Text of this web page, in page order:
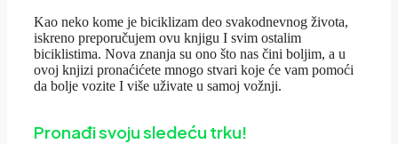
Kao neko kome je biciklizam deo svakodnevnog života,
iskreno preporučujem ovu knjigu I svim ostalim
biciklistima. Nova znanja su ono što nas čini boljim, a u
ovoj knjizi pronaćićete mnogo stvari koje će vam pomoći
da bolje vozite I više uživate u samoj vožnji.
Pronađi svoju sledeću trku!